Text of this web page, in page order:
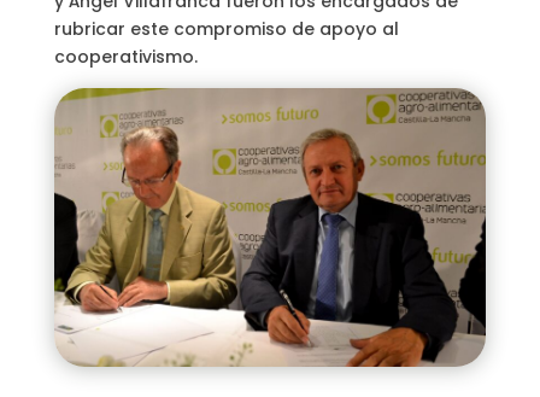
rubricar este compromiso de apoyo al
cooperativismo.